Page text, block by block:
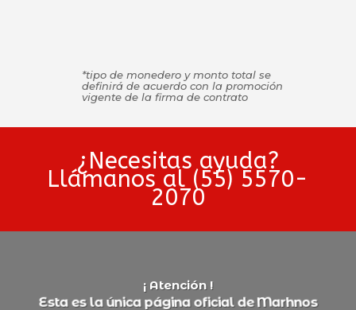
*tipo de monedero y monto total se
definirá de acuerdo con la promoción
vigente de la firma de contrato
¿Necesitas ayuda?
Llámanos al (55) 5570-
2070
¡ Atención !
Esta es la única página oficial de Marhnos